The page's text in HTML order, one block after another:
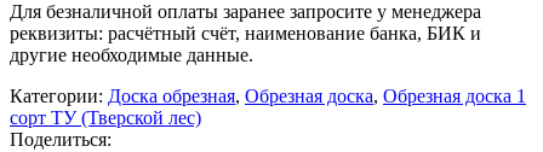
Для безналичной оплаты заранее запросите у менеджера
реквизиты: расчётный счёт, наименование банка, БИК и
другие необходимые данные.
Категории: Доска обрезная, Обрезная доска, Обрезная доска 1
сорт ТУ (Тверской лес)
Поделиться: